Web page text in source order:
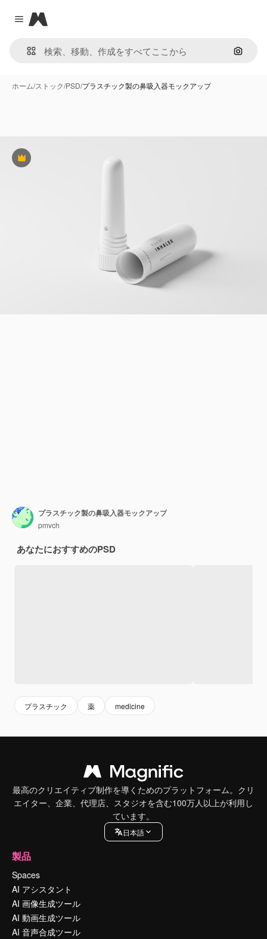
Close menu
Magnific
画像で
ホーム/ストック/PSD/プラスチック製の鼻吸入器モックアップ
Premium
プラスチック製の鼻吸入器モックアップ
pmvch
あなたにおすすめのPSD
プラスチック 薬 medicine
最高のクリエイティブ制作を導くためのプラットフォーム。クリ
エイター、企業、代理店、スタジオを含む100万人以上が利用し
ています。
日本語
製品
Spaces
AI アシスタント
AI 画像生成ツール
AI 動画生成ツール
AI 音声合成ツール